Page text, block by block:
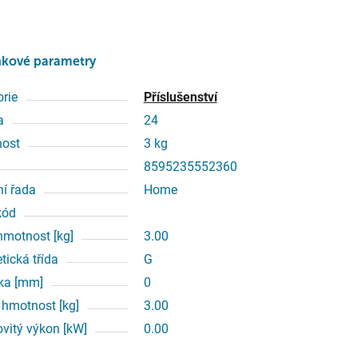
parametry
Příslušenství
24
3 kg
8595235552360
řada
Home
[kg]
3.00
třída
G
[mm]
0
[kg]
3.00
výkon [kW]
0.00